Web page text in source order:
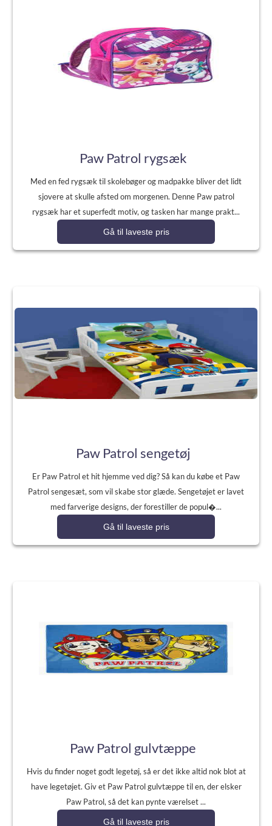
Paw Patrol rygsæk
Med en fed rygsæk til skolebøger og madpakke bliver det lidt
sjovere at skulle afsted om morgenen. Denne Paw patrol
rygsæk har et superfedt motiv, og tasken har mange prakt...
Gå til laveste pris
Paw Patrol sengetøj
Er Paw Patrol et hit hjemme ved dig? Så kan du købe et Paw
Patrol sengesæt, som vil skabe stor glæde. Sengetøjet er lavet
med farverige designs, der forestiller de popul�...
Gå til laveste pris
Paw Patrol gulvtæppe
Hvis du finder noget godt legetøj, så er det ikke altid nok blot at
have legetøjet. Giv et Paw Patrol gulvtæppe til en, der elsker
Paw Patrol, så det kan pynte værelset ...
Gå til laveste pris